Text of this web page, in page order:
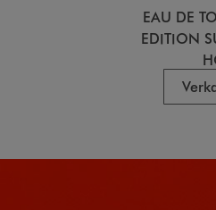
EAU DE
EDITION